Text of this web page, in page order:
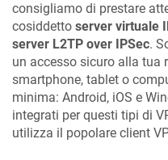
consigliamo di prestare
cosiddetto server virtuale
server L2TP over IPSec.
un accesso sicuro alla tua
smartphone, tablet o
minima: Android, iOS e
integrati per questi tipi di
utilizza il popolare client